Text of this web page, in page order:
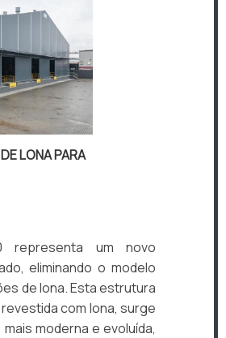
LONA PARA
representa um novo
eliminando o modelo
de lona. Esta estrutura
com lona, surge
moderna e evoluída,